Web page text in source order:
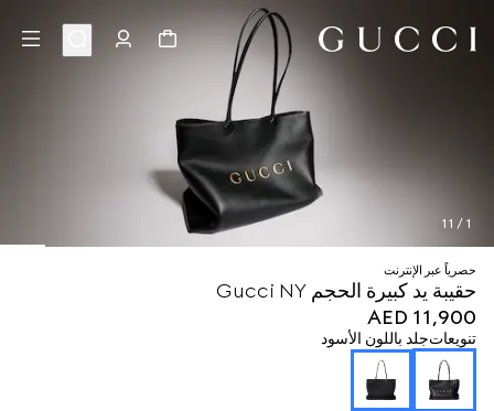
1
/
11
حصرياً عبر الإنترنت
حقيبة يد كبيرة الحجم Gucci NY
AED 11,900
تنويعاتجلد باللون الأسود